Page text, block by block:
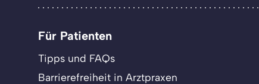
Für Patienten
Tipps und FAQs
Barrierefreiheit in Arztpraxen